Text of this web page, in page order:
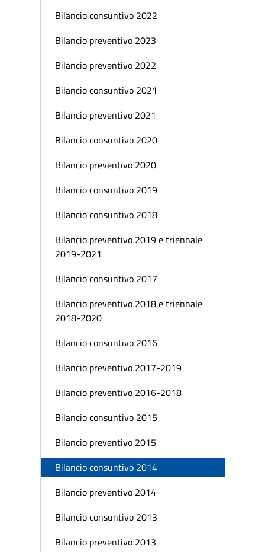
Bilancio consuntivo 2022
Bilancio preventivo 2023
Bilancio preventivo 2022
Bilancio consuntivo 2021
Bilancio preventivo 2021
Bilancio consuntivo 2020
Bilancio preventivo 2020
Bilancio consuntivo 2019
Bilancio consuntivo 2018
Bilancio preventivo 2019 e triennale
2019-2021
Bilancio consuntivo 2017
Bilancio preventivo 2018 e triennale
2018-2020
Bilancio consuntivo 2016
Bilancio preventivo 2017-2019
Bilancio preventivo 2016-2018
Bilancio consuntivo 2015
Bilancio preventivo 2015
Bilancio consuntivo 2014
Bilancio preventivo 2014
Bilancio consuntivo 2013
Bilancio preventivo 2013